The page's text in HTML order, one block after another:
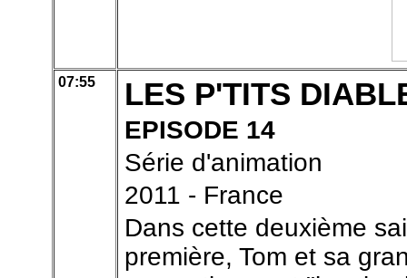
07:55 LES P'TITS
EPISODE 14
Série d'animation
2011 - France
Dans cette deuxième
première, Tom et sa